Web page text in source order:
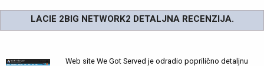
LACIE 2BIG NETWORK2 DETALJNA RECENZIJA.
Web site We Got Served je odradio poprilično detaljnu